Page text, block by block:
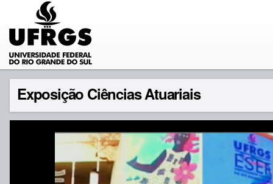
Exposição Ciências Atuariais